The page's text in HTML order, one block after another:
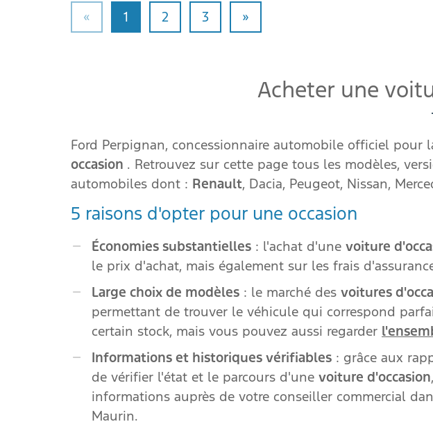
« 1 2 3 »
Acheter une
Ford Perpignan, concessionnaire automobile officiel pour
occasion . Retrouvez sur cette page tous les modèles,
automobiles dont : Renault, Dacia, Peugeot, Nissan,
5 raisons d'opter pour une occasion
Économies substantielles : l'achat d'une voiture
le prix d'achat, mais également sur les frais
Large choix de modèles : le marché des voitures
permettant de trouver le véhicule qui correspond
certain stock, mais vous pouvez aussi regarder
Informations et historiques vérifiables : grâce aux
de vérifier l'état et le parcours d'une voiture d'occasion
informations auprès de votre conseiller commercial
Maurin.